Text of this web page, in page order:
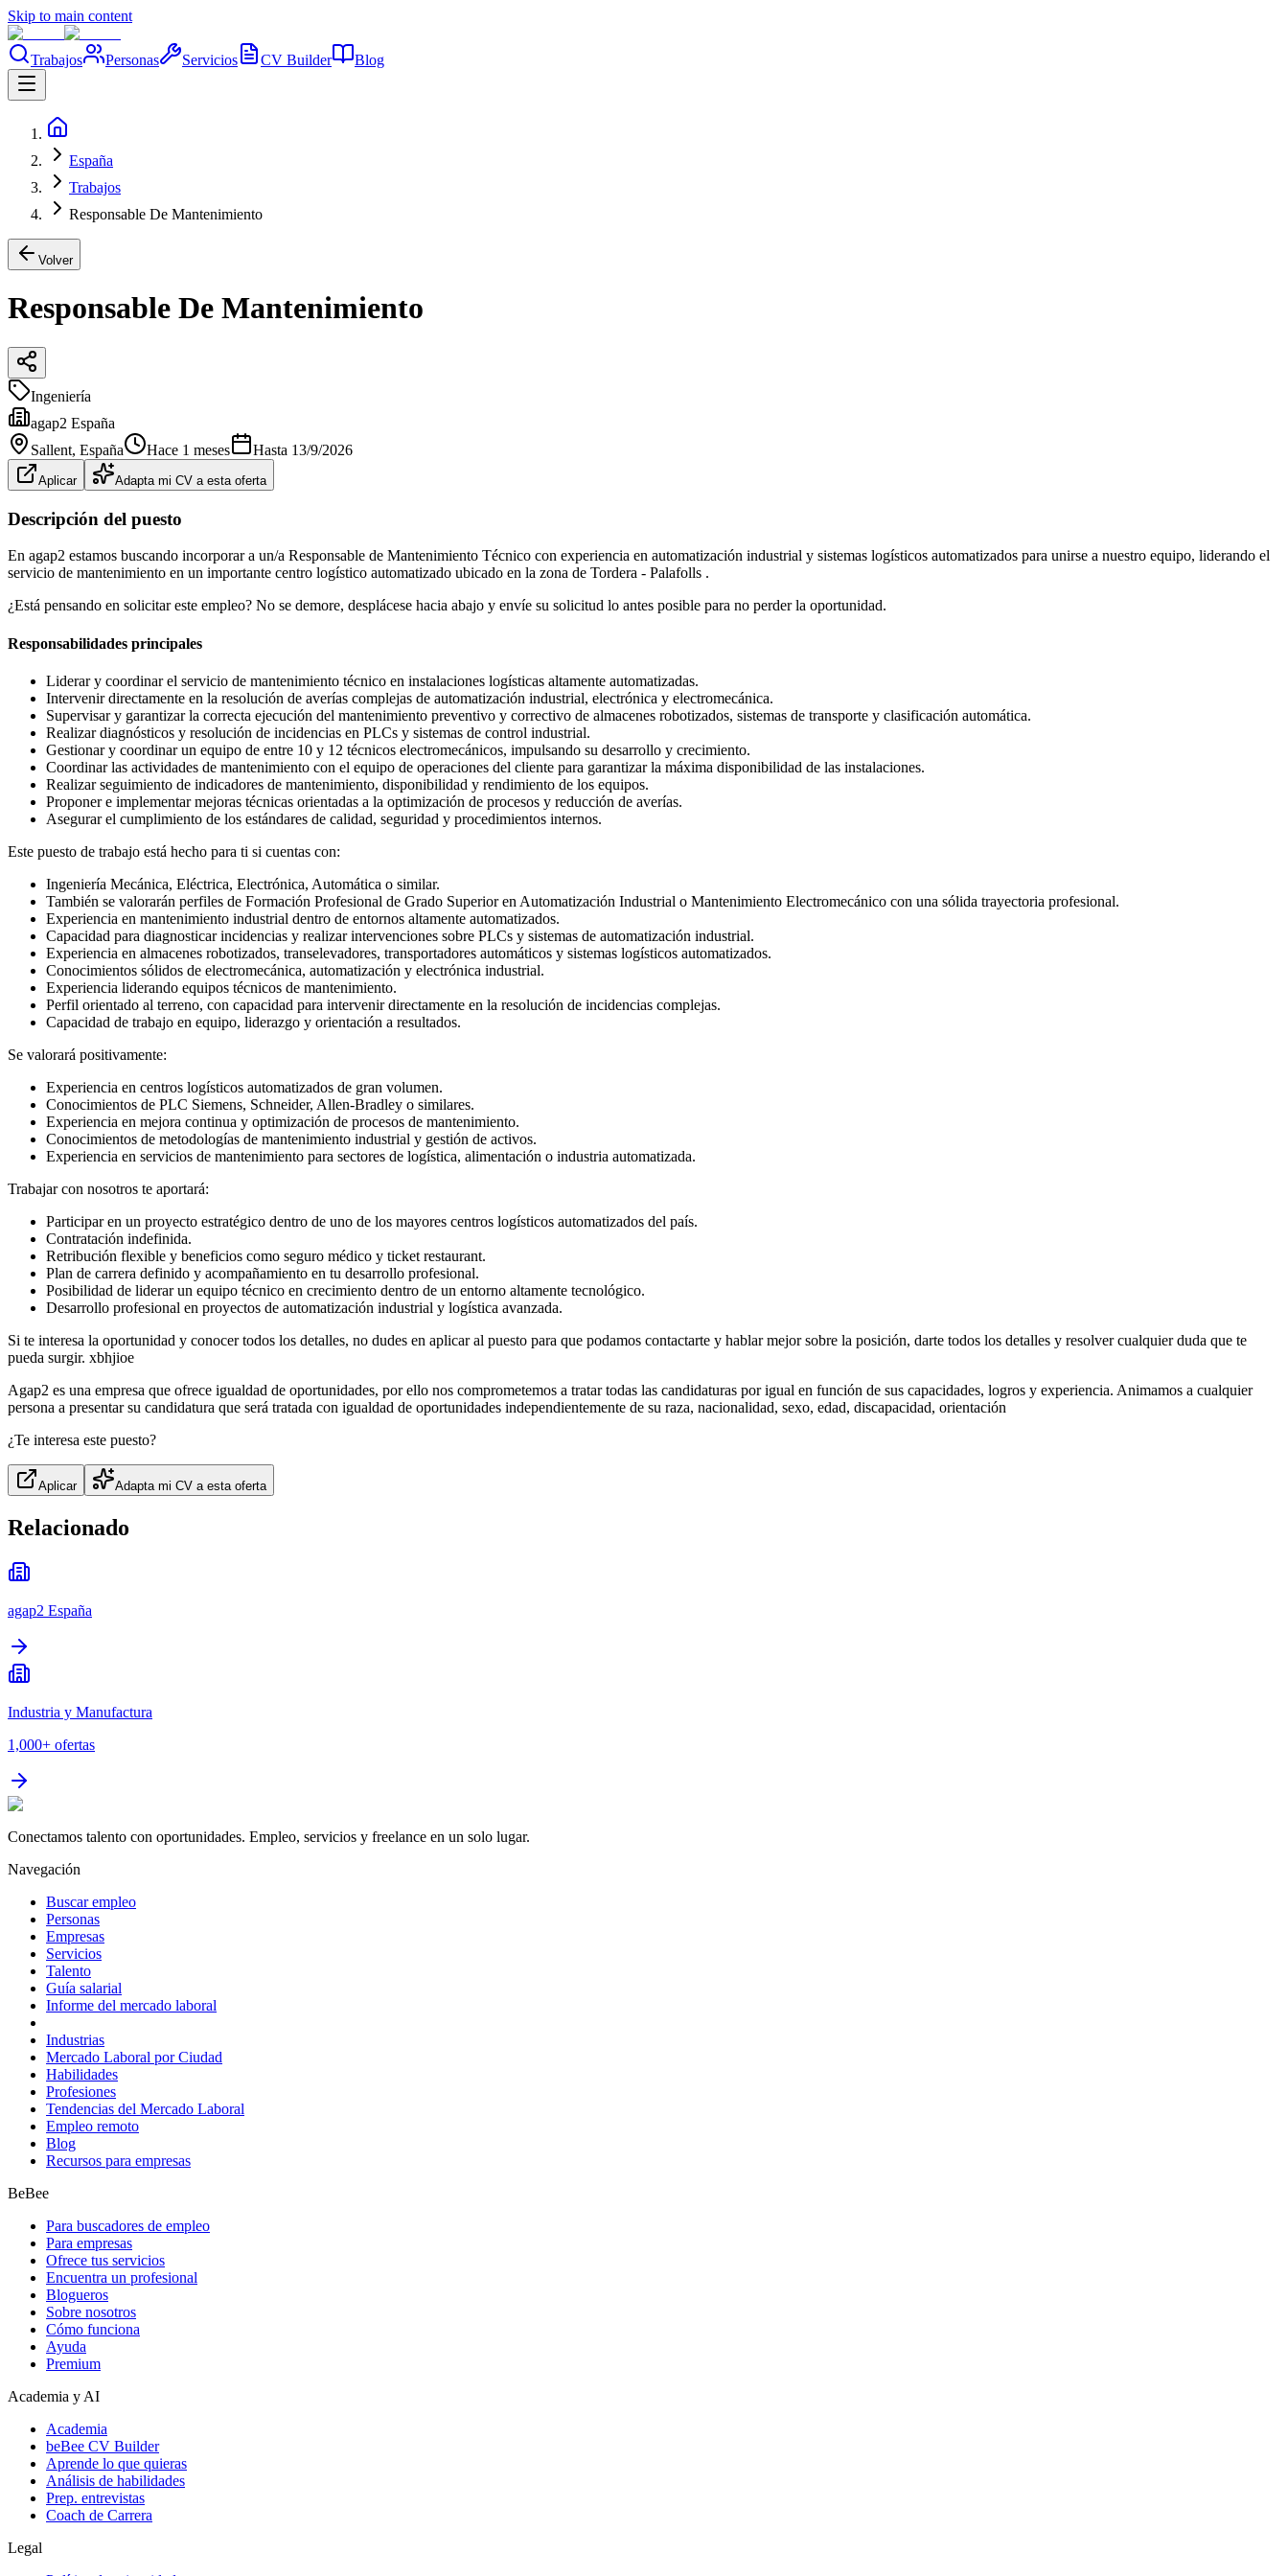
Skip to main content
Trabajos Personas Servicios CV Builder Blog
España
Trabajos
Responsable De Mantenimiento
Volver
Responsable De Mantenimiento
Ingeniería
agap2 España
Sallent, España Hace 1 meses Hasta 13/9/2026
Aplicar Adapta mi CV a esta oferta
Descripción del puesto
En agap2 estamos buscando incorporar a un/a Responsable de Mantenimiento Técnico con experiencia en automatización industrial y sistemas logísticos automatizados para unirse a nuestro equipo, liderando el
servicio de mantenimiento en un importante centro logístico automatizado ubicado en la zona de Tordera - Palafolls .
¿Está pensando en solicitar este empleo? No se demore, desplácese hacia abajo y envíe su solicitud lo antes posible para no perder la oportunidad.
Responsabilidades principales
Liderar y coordinar el servicio de mantenimiento técnico en instalaciones logísticas altamente automatizadas.
Intervenir directamente en la resolución de averías complejas de automatización industrial, electrónica y electromecánica.
Supervisar y garantizar la correcta ejecución del mantenimiento preventivo y correctivo de almacenes robotizados, sistemas de transporte y clasificación automática.
Realizar diagnósticos y resolución de incidencias en PLCs y sistemas de control industrial.
Gestionar y coordinar un equipo de entre 10 y 12 técnicos electromecánicos, impulsando su desarrollo y crecimiento.
Coordinar las actividades de mantenimiento con el equipo de operaciones del cliente para garantizar la máxima disponibilidad de las instalaciones.
Realizar seguimiento de indicadores de mantenimiento, disponibilidad y rendimiento de los equipos.
Proponer e implementar mejoras técnicas orientadas a la optimización de procesos y reducción de averías.
Asegurar el cumplimiento de los estándares de calidad, seguridad y procedimientos internos.
Este puesto de trabajo está hecho para ti si cuentas con:
Ingeniería Mecánica, Eléctrica, Electrónica, Automática o similar.
También se valorarán perfiles de Formación Profesional de Grado Superior en Automatización Industrial o Mantenimiento Electromecánico con una sólida trayectoria profesional.
Experiencia en mantenimiento industrial dentro de entornos altamente automatizados.
Capacidad para diagnosticar incidencias y realizar intervenciones sobre PLCs y sistemas de automatización industrial.
Experiencia en almacenes robotizados, transelevadores, transportadores automáticos y sistemas logísticos automatizados.
Conocimientos sólidos de electromecánica, automatización y electrónica industrial.
Experiencia liderando equipos técnicos de mantenimiento.
Perfil orientado al terreno, con capacidad para intervenir directamente en la resolución de incidencias complejas.
Capacidad de trabajo en equipo, liderazgo y orientación a resultados.
Se valorará positivamente:
Experiencia en centros logísticos automatizados de gran volumen.
Conocimientos de PLC Siemens, Schneider, Allen-Bradley o similares.
Experiencia en mejora continua y optimización de procesos de mantenimiento.
Conocimientos de metodologías de mantenimiento industrial y gestión de activos.
Experiencia en servicios de mantenimiento para sectores de logística, alimentación o industria automatizada.
Trabajar con nosotros te aportará:
Participar en un proyecto estratégico dentro de uno de los mayores centros logísticos automatizados del país.
Contratación indefinida.
Retribución flexible y beneficios como seguro médico y ticket restaurant.
Plan de carrera definido y acompañamiento en tu desarrollo profesional.
Posibilidad de liderar un equipo técnico en crecimiento dentro de un entorno altamente tecnológico.
Desarrollo profesional en proyectos de automatización industrial y logística avanzada.
Si te interesa la oportunidad y conocer todos los detalles, no dudes en aplicar al puesto para que podamos contactarte y hablar mejor sobre la posición, darte todos los detalles y resolver cualquier duda que te
pueda surgir. xbhjioe
Agap2 es una empresa que ofrece igualdad de oportunidades, por ello nos comprometemos a tratar todas las candidaturas por igual en función de sus capacidades, logros y experiencia. Animamos a cualquier
persona a presentar su candidatura que será tratada con igualdad de oportunidades independientemente de su raza, nacionalidad, sexo, edad, discapacidad, orientación
¿Te interesa este puesto?
Aplicar Adapta mi CV a esta oferta
Relacionado
agap2 España
Industria y Manufactura
1,000+ ofertas
Conectamos talento con oportunidades. Empleo, servicios y freelance en un solo lugar.
Navegación
Buscar empleo
Personas
Empresas
Servicios
Talento
Guía salarial
Informe del mercado laboral
Industrias
Mercado Laboral por Ciudad
Habilidades
Profesiones
Tendencias del Mercado Laboral
Empleo remoto
Blog
Recursos para empresas
BeBee
Para buscadores de empleo
Para empresas
Ofrece tus servicios
Encuentra un profesional
Blogueros
Sobre nosotros
Cómo funciona
Ayuda
Premium
Academia y AI
Academia
beBee CV Builder
Aprende lo que quieras
Análisis de habilidades
Prep. entrevistas
Coach de Carrera
Legal